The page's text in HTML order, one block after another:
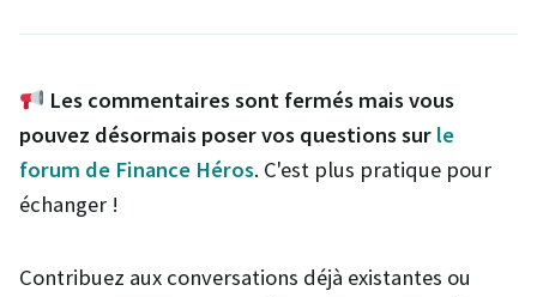
Les commentaires sont fermés mais vous
pouvez désormais poser vos questions sur le
forum de Finance Héros. C'est plus pratique pour
échanger !
Contribuez aux conversations déjà existantes ou